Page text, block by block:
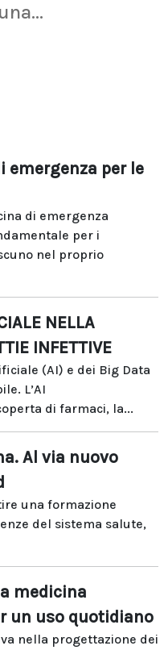
per le
di emergenza
per i
nel proprio
NELLA
INFETTIVE
(AI) e dei Big Data
L’AI
di farmaci, la...
Al via nuovo
una formazione
del sistema salute,
medicina
un uso quotidiano
nella progettazione dei